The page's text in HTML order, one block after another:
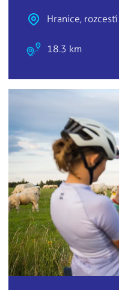
Hranice, rozcestí
18.3 km